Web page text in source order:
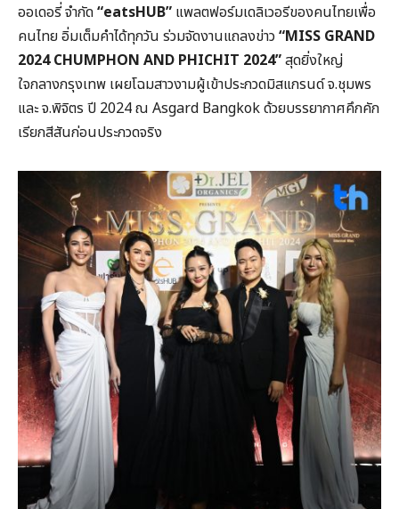
ออเดอรี่ จำกัด“eatsHUB” แพลตฟอร์มเดลิเวอรีของคนไทยเพื่อ
คนไทย อิ่มเต็มคำได้ทุกวัน ร่วมจัดงานแถลงข่าว “MISS GRAND
2024 CHUMPHON AND PHICHIT 2024”สุดยิ่งใหญ่
ใจกลางกรุงเทพ เผยโฉมสาวงามผู้เข้าประกวดมิสแกรนด์ จ.ชุมพร
และ จ.พิจิตร ปี 2024 ณ Asgard Bangkok ด้วยบรรยากาศคึกคัก
เรียกสีสันก่อนประกวดจริง